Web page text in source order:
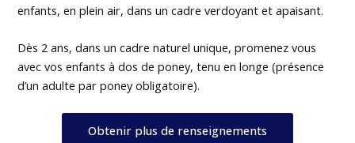
enfants, en plein air, dans un cadre verdoyant et apaisant.
Dès 2 ans, dans un cadre naturel unique, promenez vous
avec vos enfants à dos de poney, tenu en longe (présence
d’un adulte par poney obligatoire).
Obtenir plus de renseignements